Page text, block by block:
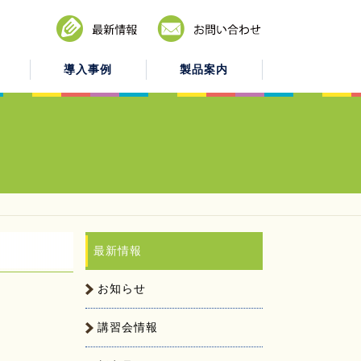
これからのユーテクス
会社概要
建築工事業
導入事例 製品案内
ファニチャー
最新情報
お知らせ
講習会情報